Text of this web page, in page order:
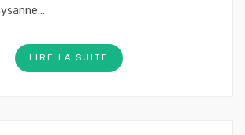
LIRE LA SUITE